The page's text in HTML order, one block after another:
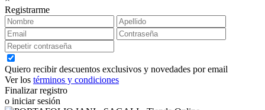
Registrarme
Quiero recibir descuentos exclusivos y novedades por email
Ver los términos y condiciones
Finalizar registro
o iniciar sesión